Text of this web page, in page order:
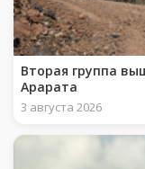
Вторая группа
Арарата
3 августа 2026